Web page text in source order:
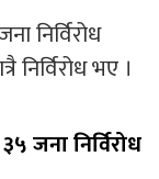
निर्विरोध
भए ।
जना निर्विरोध